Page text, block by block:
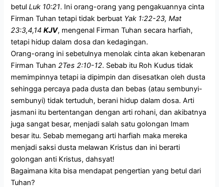
betulLuk 10:21. Ini orang-orang yang pengakuannya cinta
Firman Tuhan tetapi tidak berbuat Yak 1:22-23, Mat
23:3,4,14KJV, mengenal Firman Tuhan secara harfiah,
tetapi hidup dalam dosa dan kedagingan.
Orang-orang ini sebetulnya menolak cinta akan kebenaran
Firman Tuhan2Tes 2:10-12. Sebab itu Roh Kudus tidak
memimpinnya tetapi ia dipimpin dan disesatkan oleh dusta
sehingga percaya pada dusta dan bebas (atau sembunyi-
sembunyi) tidak tertuduh, berani hidup dalam dosa. Arti
jasmani itu bertentangan dengan arti rohani, dan akibatnya
juga sangat besar, menjadi salah satu golongan Imam
besar itu. Sebab memegang arti harfiah maka mereka
menjadi saksi dusta melawan Kristus dan ini berarti
golongan anti Kristus, dahsyat!
Bagaimana kita bisa mendapat pengertian yang betul dari
Tuhan?